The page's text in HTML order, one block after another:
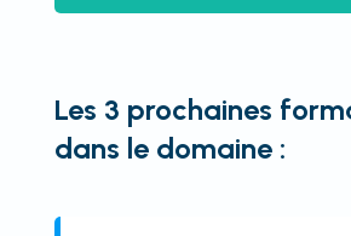
Les 3 prochaines
dans le domaine :